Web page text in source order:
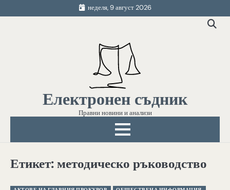
to
неделя, 9 август 2026
Електронен съдник
Правни новини и анализи
Етикет:методическо ръководство